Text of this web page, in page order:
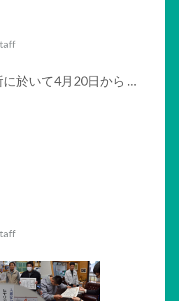
於いて4月20日から …